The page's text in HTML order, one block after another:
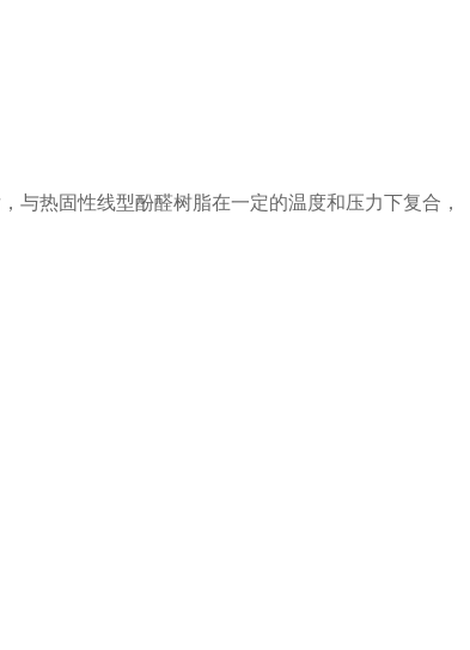
与热固性线型酚醛树脂在一定的温度和压力下复合 ，